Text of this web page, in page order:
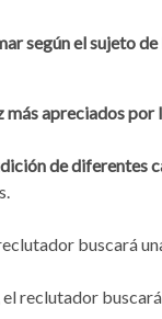
según el sujeto
más apreciados
de diferentes
buscará
el reclutador